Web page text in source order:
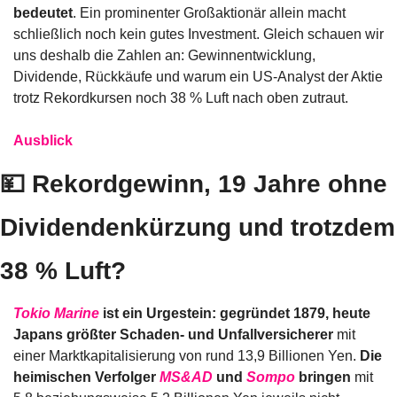
bedeutet. Ein prominenter Großaktionär allein macht
schließlich noch kein gutes Investment. Gleich schauen wir
uns deshalb die Zahlen an: Gewinnentwicklung,
Dividende, Rückkäufe und warum ein US-Analyst der Aktie
trotz Rekordkursen noch 38 % Luft nach oben zutraut.
Ausblick
💴 Rekordgewinn, 19 Jahre ohne
Dividendenkürzung und trotzdem
38 % Luft?
Tokio Marine ist ein Urgestein: gegründet 1879, heute
Japans größter Schaden- und Unfallversicherer mit
einer Marktkapitalisierung von rund 13,9 Billionen Yen. Die
heimischen Verfolger MS&AD und Sompo bringen mit